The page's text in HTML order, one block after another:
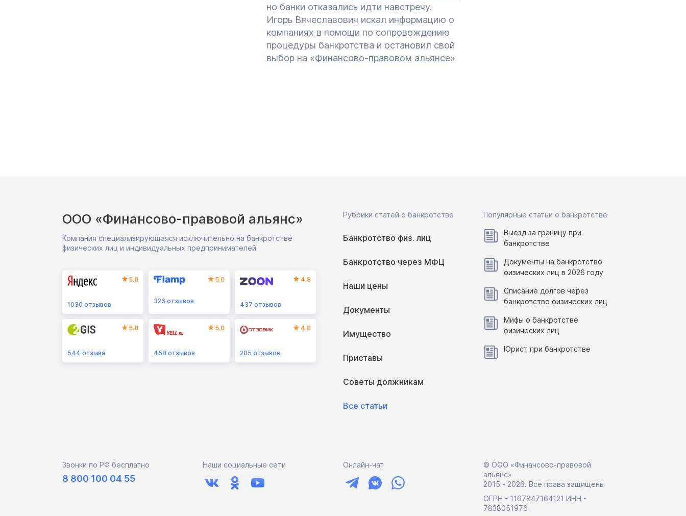
но банки отказались идти навстречу.
Игорь Вячеславович искал информацию о
компаниях в помощи по сопровождению
процедуры банкротства и остановил свой
выбор на «Финансово-правовом альянсе»
ООО «Финансово-правовой альянс»
Компания специализирующаяся исключительно на банкротстве
физических лиц и индивидуальных предпринимателей
5.0
1030 отзывов
5.0
326 отзывов
4.8
437 отзывов
5.0
544 отзыва
5.0
458 отзывов
4.8
205 отзывов
Рубрики статей о банкротстве
Банкротство физ. лиц
Банкротство через МФЦ
Наши цены
Документы
Имущество
Приставы
Советы должникам
Все статьи
Популярные статьи о банкротстве
Выезд за границу при
банкротстве
Документы на банкротство
физических лиц в 2026 году
Списание долгов через
банкротство физических лиц
Мифы о банкротстве
физических лиц
Юрист при банкротстве
Звонки по РФ бесплатно
8 800 100 04 55
Наши социальные сети Онлайн-чат
© ООО «Финансово-правовой
альянс»
2015 ‑ 2026. Все права защищены
ОГРН - 1167847164121 ИНН -
7838051976